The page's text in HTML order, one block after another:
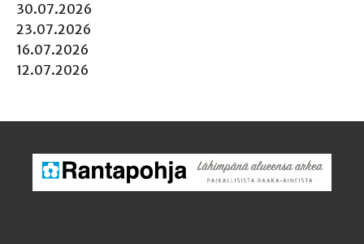
30.07.2026
23.07.2026
16.07.2026
12.07.2026